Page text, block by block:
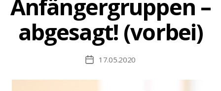
Anfängergruppen –
abgesagt! (vorbei)
Beitragsdatum
17.05.2020